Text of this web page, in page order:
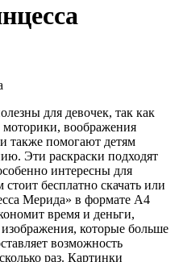
для девочек, так как
воображения
также помогают детям
Эти раскраски подходят
интересны для
бесплатно скачать или
Мерида» в формате A4
время и деньги,
которые больше
возможность
раз. Картинки